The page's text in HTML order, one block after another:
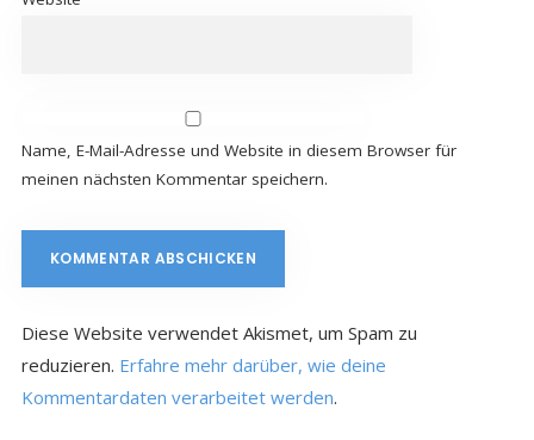
Name, E-Mail-Adresse und Website in diesem Browser für
meinen nächsten Kommentar speichern.
Diese Website verwendet Akismet, um Spam zu
reduzieren. Erfahre mehr darüber, wie deine
Kommentardaten verarbeitet werden.